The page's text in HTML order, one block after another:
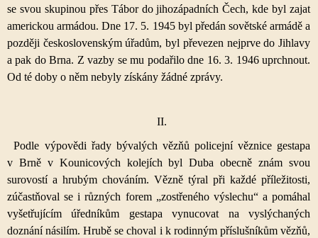
se svou skupinou přes Tábor do jihozápadních Čech, kde byl zajat
americkou armádou. Dne 17. 5. 1945 byl předán sovětské armádě a
později československým úřadům, byl převezen nejprve do Jihlavy
a pak do Brna. Z vazby se mu podařilo dne 16. 3. 1946 uprchnout.
Od té doby o něm nebyly získány žádné zprávy.
II.
Podle výpovědi řady bývalých vězňů policejní věznice gestapa
v Brně v Kounicových kolejích byl Duba obecně znám svou
surovostí a hrubým chováním. Vězně týral při každé příležitosti,
zúčastňoval se i různých forem „zostřeného výslechu“ a pomáhal
vyšetřujícím úředníkům gestapa vynucovat na vyslýchaných
doznání násilím. Hrubě se choval i k rodinným příslušníkům vězňů,